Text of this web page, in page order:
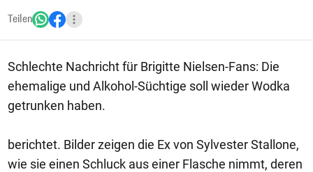
Teilen
Schlechte Nachricht für Brigitte Nielsen-Fans: Die
ehemalige und Alkohol-Süchtige soll wieder Wodka
getrunken haben.
berichtet. Bilder zeigen die Ex von Sylvester Stallone,
wie sie einen Schluck aus einer Flasche nimmt, deren